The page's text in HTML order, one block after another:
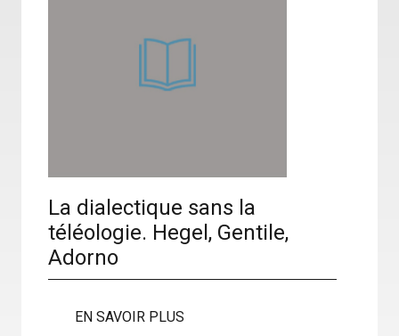
La dialectique sans la
téléologie. Hegel, Gentile,
Adorno
EN SAVOIR PLUS